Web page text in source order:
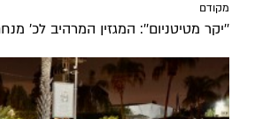
מקודם
''יקר מטיטניום'': המגזין המרהיב לכ’